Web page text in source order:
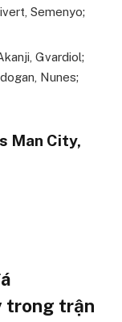
Semenyo;
Gvardiol;
Nunes;
Man City,
trong trận